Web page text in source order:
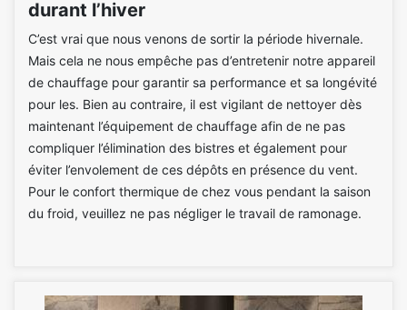
durant l’hiver
C’est vrai que nous venons de sortir la période hivernale.
Mais cela ne nous empêche pas d’entretenir notre appareil
de chauffage pour garantir sa performance et sa longévité
pour les. Bien au contraire, il est vigilant de nettoyer dès
maintenant l’équipement de chauffage afin de ne pas
compliquer l’élimination des bistres et également pour
éviter l’envolement de ces dépôts en présence du vent.
Pour le confort thermique de chez vous pendant la saison
du froid, veuillez ne pas négliger le travail de ramonage.